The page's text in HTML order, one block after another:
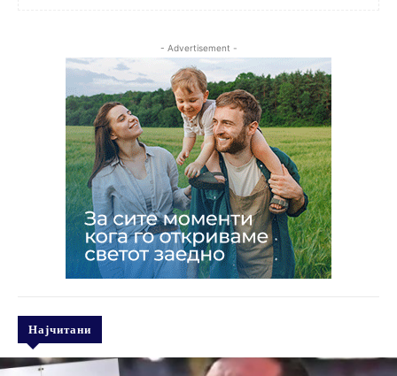
- Advertisement -
Најчитани